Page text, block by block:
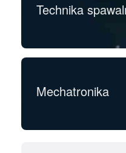
Technika
Mechatronika